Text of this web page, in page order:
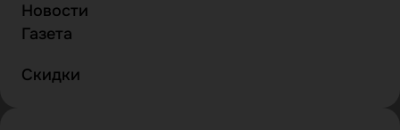
Новости
Газета
Скидки